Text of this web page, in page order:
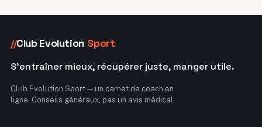
//Club Evolution Sport
S'entraîner mieux, récupérer juste, manger utile.
Club Evolution Sport — un carnet de coach en
ligne. Conseils généraux, pas un avis médical.